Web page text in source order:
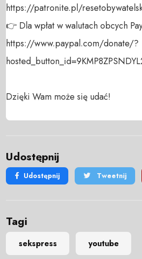
https://patronite.pl/
👉 Dla wpłat w walutach obcych
https://www.paypal.com/donate/?
Dzięki Wam może się udać!
Udostępnij
Udostępnij Tweetnij
Tagi
sekspress youtube